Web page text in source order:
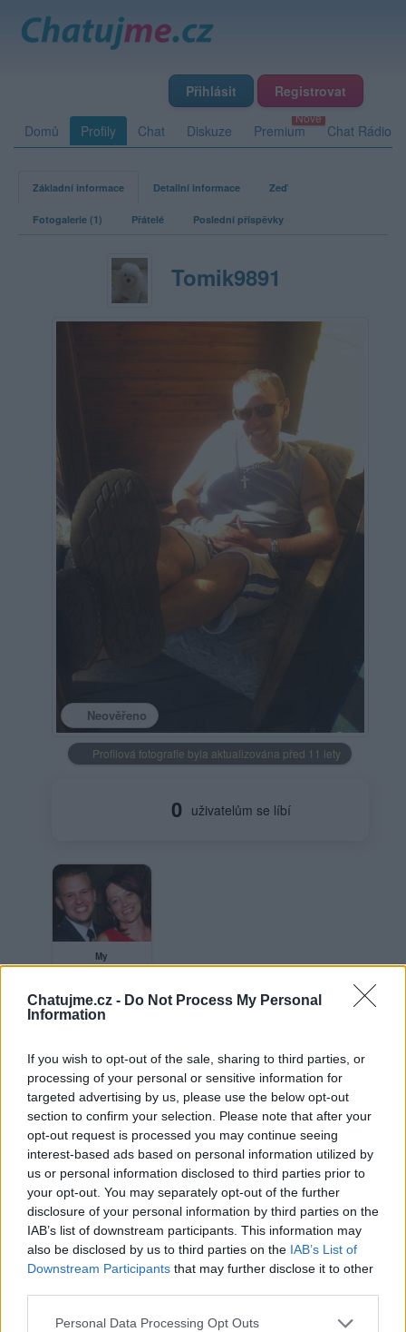
Chatujme.cz - Do Not Process My Personal
Information
If you wish to opt-out of the sale, sharing to third parties, or
processing of your personal or sensitive information for
targeted advertising by us, please use the below opt-out
section to confirm your selection. Please note that after your
opt-out request is processed you may continue seeing
interest-based ads based on personal information utilized by
us or personal information disclosed to third parties prior to
your opt-out. You may separately opt-out of the further
disclosure of your personal information by third parties on the
IAB’s list of downstream participants. This information may
also be disclosed by us to third parties on the IAB’s List of
Downstream Participants that may further disclose it to other
Personal Data Processing Opt Outs
Přihlásit Registrovat
Domů Profily Chat Diskuze Premium Chat Rádio
Základní informace Detailní informace Zeď
Fotogalerie (1) Přátelé Poslední příspěvky
Tomik9891
Neověřeno
Profilová fotografie byla aktualizována před 11 lety
0 uživatelům se líbí
My
Tento uživatel zatím neprokázal svou identitu ověřovací
fotografií. U neověřených profilů nelze zaručit, že fotografie a
údaje odpovídají skutečné osobě.
Věk: 36
Země:
Kontakt
Napsat uživateli vzkaz
Informace o profilu a chatu
Naposledy aktivní : 29.07.2021 16:51